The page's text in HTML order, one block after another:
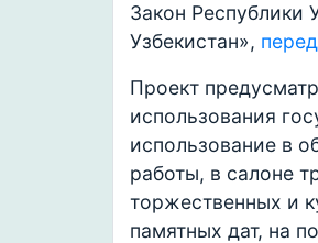
Закон Республики
Узбекистан»,
Проект
использования
использование в
работы, в салоне
торжественных и
памятных дат, на